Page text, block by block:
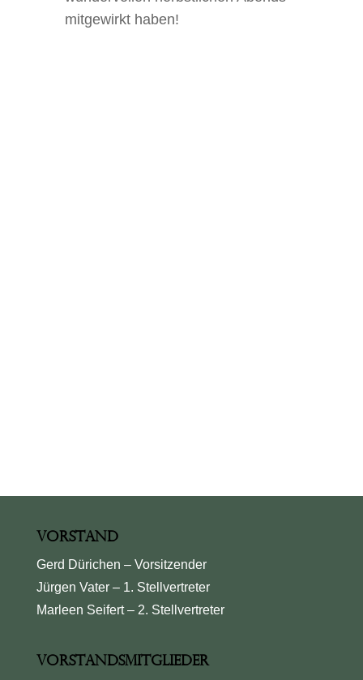
mitgewirkt haben!
Vorstand
Gerd Dürichen – Vorsitzender
Jürgen Vater – 1. Stellvertreter
Marleen Seifert – 2. Stellvertreter
Vorstandsmitglieder